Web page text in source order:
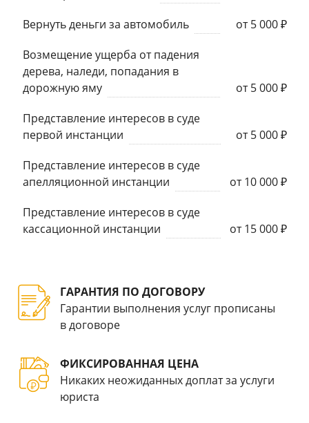
Вернуть деньги за автомобиль
от 5 000 ₽
Возмещение ущерба от падения
дерева, наледи, попадания в
дорожную яму
от 5 000 ₽
Представление интересов в суде
первой инстанции
от 5 000 ₽
Представление интересов в суде
апелляционной инстанции
от 10 000 ₽
Представление интересов в суде
кассационной инстанции
от 15 000 ₽
ГАРАНТИЯ ПО ДОГОВОРУ
Гарантии выполнения услуг прописаны
в договоре
ФИКСИРОВАННАЯ ЦЕНА
Никаких неожиданных доплат за услуги
юриста